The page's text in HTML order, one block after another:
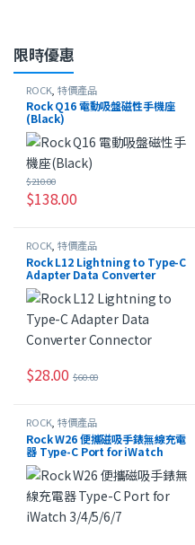
限時優惠
ROCK,特價產品
Rock Q16 電動吸盤磁性手機座
(Black)
$138.00
$210.00
ROCK,特價產品
Rock L12 Lightning to Type-C
Adapter Data Converter
Connector
$28.00 $60.00
ROCK,特價產品
Rock W26 便攜磁吸手錶無線充電
器 Type-C Port for iWatch
3/4/5/6/7